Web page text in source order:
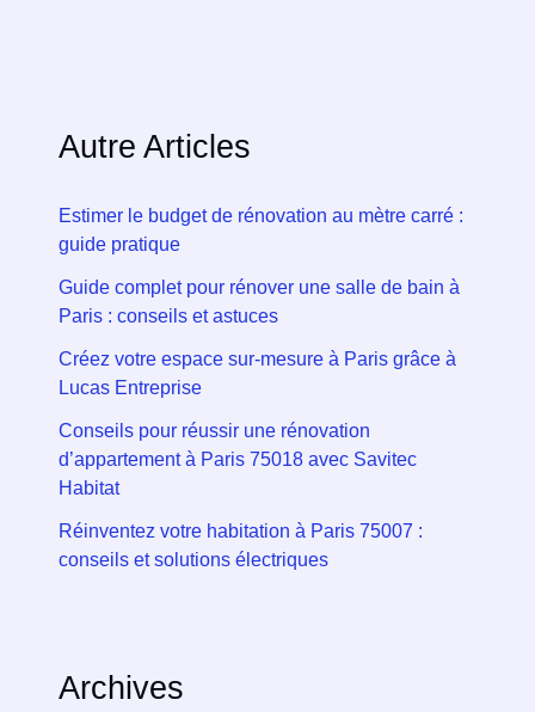
Autre Articles
Estimer le budget de rénovation au mètre carré :
guide pratique
Guide complet pour rénover une salle de bain à
Paris : conseils et astuces
Créez votre espace sur-mesure à Paris grâce à
Lucas Entreprise
Conseils pour réussir une rénovation
d’appartement à Paris 75018 avec Savitec
Habitat
Réinventez votre habitation à Paris 75007 :
conseils et solutions électriques
Archives